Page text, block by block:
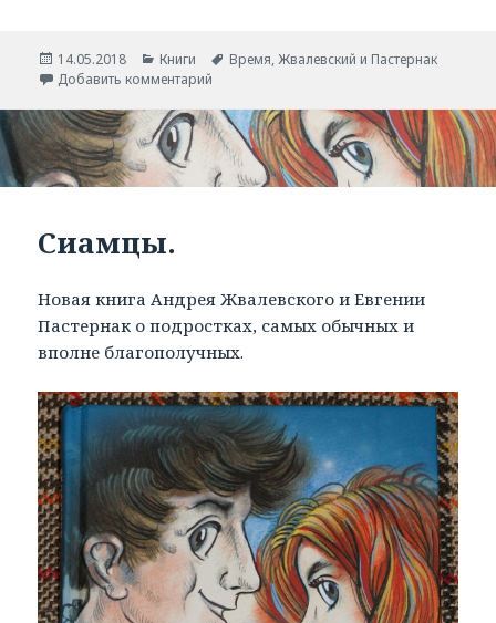
Опубликовано
14.05.2018 Рубрики
Книги Метки
Время,Жвалевский и Пастернак
Добавить комментарий
Сиамцы.
Новая книга Андрея Жвалевского и Евгении
Пастернак о подростках, самых обычных и
вполне благополучных.